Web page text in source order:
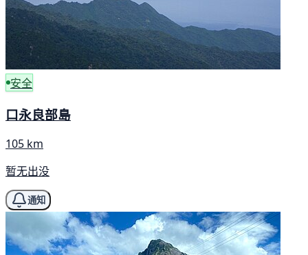
安全
口永良部島
105 km
暂无出没
通知